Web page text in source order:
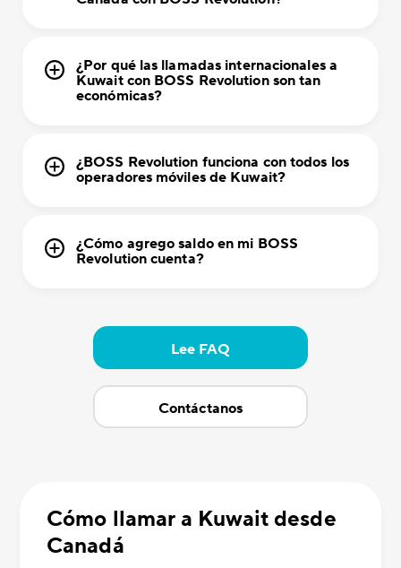
¿Por qué las llamadas internacionales a
Kuwait con BOSS Revolution son tan
económicas?
¿BOSS Revolution funciona con todos los
operadores móviles de Kuwait?
¿Cómo agrego saldo en mi BOSS
Revolution cuenta?
Lee FAQ
Contáctanos
Cómo llamar a Kuwait desde
Canadá